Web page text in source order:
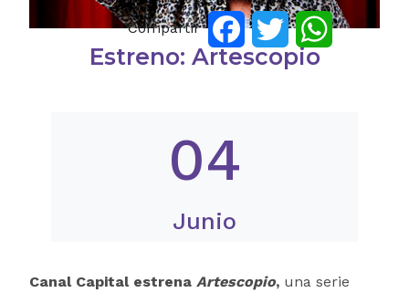
Compartir FacebookTwitterWhatsApp
Estreno: Artescopio
04
Junio
Canal Capital estrena Artescopio, una serie